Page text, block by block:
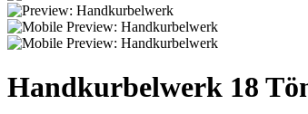
Handkurbelwerk 18